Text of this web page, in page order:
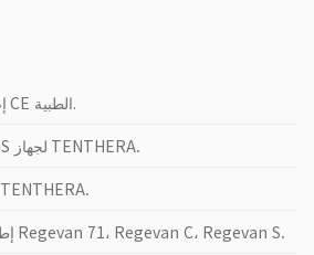
إصدار شهادة CE الطبية.
شهادة MFDS لجهاز TENTHERA.
إطلاق جهاز TENTHERA.
إطلاق منتجات Regevan 71، Regevan C، Regevan S.